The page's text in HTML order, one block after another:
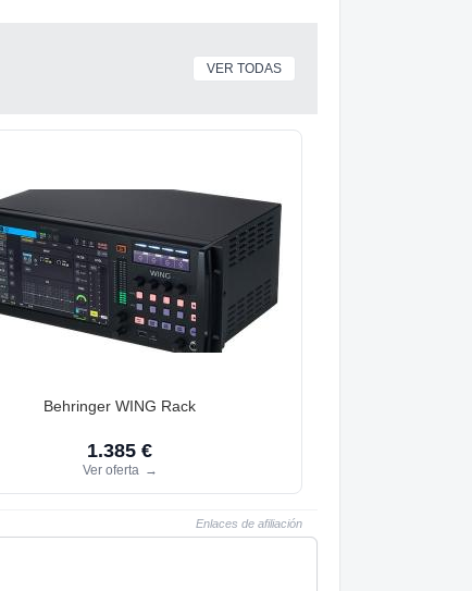
VER TODAS
Behringer WING Rack
1.385 €
Ver oferta →
Enlaces de afiliación